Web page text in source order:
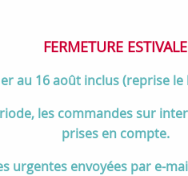
Meilleures ventes
cm >Meuble laqué JOLIE
FERMETURE ESTIVALE
au 16 août inclus (reprise le
les commandes sur
prises en compte.
urgentes envoyées par e-